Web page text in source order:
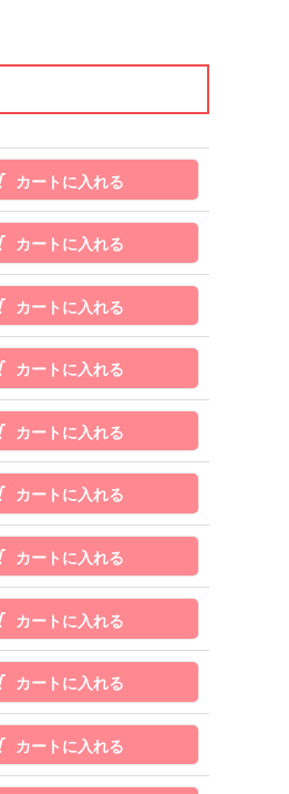
カートに入れる
カートに入れる
カートに入れる
カートに入れる
カートに入れる
カートに入れる
カートに入れる
カートに入れる
カートに入れる
カートに入れる